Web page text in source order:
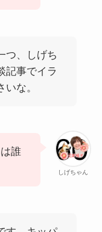
つ、しげち
記事でイラ
な。
しげちゃん
誰